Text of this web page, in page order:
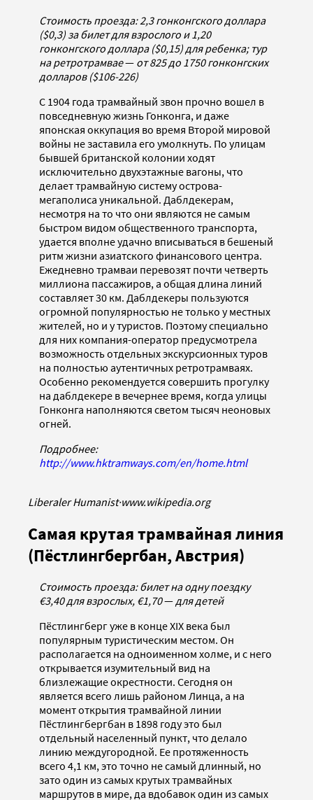
Стоимость проезда: 2,3 гонконгского доллара
($0,3) за билет для взрослого и 1,20
гонконгского доллара ($0,15) для ребенка; тур
на ретротрамвае— от 825 до 1750 гонконгских
долларов ($106-226)
С 1904 года трамвайный звон прочно вошел в
повседневную жизнь Гонконга, и даже
японская оккупация во время Второй мировой
войны не заставила его умолкнуть. По улицам
бывшей британской колонии ходят
исключительно двухэтажные вагоны, что
делает трамвайную систему острова-
мегаполиса уникальной. Даблдекерам,
несмотря на то что они являются не самым
быстром видом общественного транспорта,
удается вполне удачно вписываться в бешеный
ритм жизни азиатского финансового центра.
Ежедневно трамваи перевозят почти четверть
миллиона пассажиров, а общая длина линий
составляет 30 км. Даблдекеры пользуются
огромной популярностью не только у местных
жителей, но и у туристов. Поэтому специально
для них компания-оператор предусмотрела
возможность отдельных экскурсионных туров
на полностью аутентичных ретротрамваях.
Особенно рекомендуется совершить прогулку
на даблдекере в вечернее время, когда улицы
Гонконга наполняются светом тысяч неоновых
огней.
Подробнее:
http://www.hktramways.com/en/home.html
Liberaler Humanist·www.wikipedia.org
Самая крутая трамвайная линия
(Пёстлингбергбан, Австрия)
Стоимость проезда: билет на одну поездку
€3,40 для взрослых, €1,70—для детей
Пёстлингберг уже в конце XIX века был
популярным туристическим местом. Он
располагается на одноименном холме, и с него
открывается изумительный вид на
близлежащие окрестности. Сегодня он
является всего лишь районом Линца, а на
момент открытия трамвайной линии
Пёстлингбергбан в 1898 году это был
отдельный населенный пункт, что делало
линию междугородной. Ее протяженность
всего 4,1 км, это точно не самый длинный, но
зато один из самых крутых трамвайных
маршрутов в мире, да вдобавок один из самых